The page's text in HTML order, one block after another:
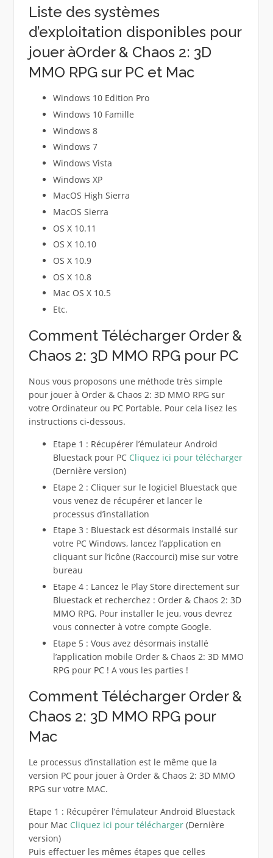
Liste des systèmes
d’exploitation disponibles pour
jouer àOrder & Chaos 2: 3D
MMO RPG sur PC et Mac
Windows 10 Edition Pro
Windows 10 Famille
Windows 8
Windows 7
Windows Vista
Windows XP
MacOS High Sierra
MacOS Sierra
OS X 10.11
OS X 10.10
OS X 10.9
OS X 10.8
Mac OS X 10.5
Etc.
Comment Télécharger Order &
Chaos 2: 3D MMO RPG pour PC
Nous vous proposons une méthode très simple
pour jouer à Order & Chaos 2: 3D MMO RPG sur
votre Ordinateur ou PC Portable. Pour cela lisez les
instructions ci-dessous.
Etape 1 : Récupérer l’émulateur Android
Bluestack pour PC Cliquez ici pour télécharger
(Dernière version)
Etape 2 : Cliquer sur le logiciel Bluestack que
vous venez de récupérer et lancer le
processus d’installation
Etape 3 : Bluestack est désormais installé sur
votre PC Windows, lancez l’application en
cliquant sur l’icône (Raccourci) mise sur votre
bureau
Etape 4 : Lancez le Play Store directement sur
Bluestack et recherchez : Order & Chaos 2: 3D
MMO RPG. Pour installer le jeu, vous devrez
vous connecter à votre compte Google.
Etape 5 : Vous avez désormais installé
l’application mobile Order & Chaos 2: 3D MMO
RPG pour PC ! A vous les parties !
Comment Télécharger Order &
Chaos 2: 3D MMO RPG pour
Mac
Le processus d’installation est le même que la
version PC pour jouer à Order & Chaos 2: 3D MMO
RPG sur votre MAC.
Etape 1 : Récupérer l’émulateur Android Bluestack
pour Mac Cliquez ici pour télécharger(Dernière
version)
Puis effectuer les mêmes étapes que celles